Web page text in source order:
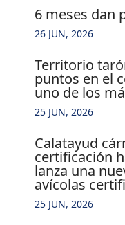
6 meses
26 JUN, 2026
territorio tarón 2019 obtiene 95
puntos en el
uno de los
25 JUN, 2026
calatayud cárnicas avícolas obtiene la
certificación
lanza una
avícolas
25 JUN, 2026